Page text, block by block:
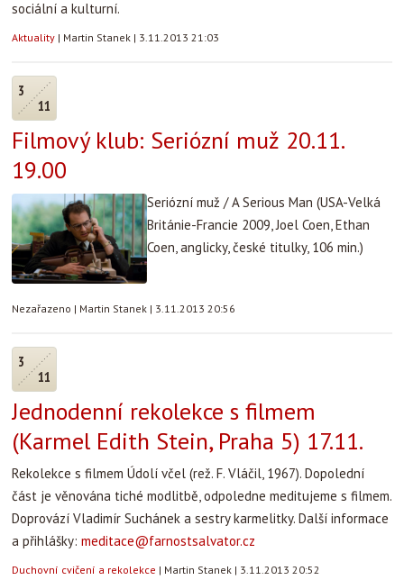
sociální a kulturní.
Aktuality | Martin Stanek | 3.11.2013 21:03
3
11
Filmový klub: Seriózní muž 20.11.
19.00
Seriózní muž / A Serious Man (USA-Velká
Británie-Francie 2009, Joel Coen, Ethan
Coen, anglicky, české titulky, 106 min.)
Nezařazeno | Martin Stanek | 3.11.2013 20:56
3
11
Jednodenní rekolekce s filmem
(Karmel Edith Stein, Praha 5) 17.11.
Rekolekce s filmem Údolí včel (rež. F. Vláčil, 1967). Dopolední
část je věnována tiché modlitbě, odpoledne meditujeme s filmem.
Doprovází Vladimír Suchánek a sestry karmelitky. Další informace
a přihlášky: meditace@farnostsalvator.cz
Duchovní cvičení a rekolekce | Martin Stanek | 3.11.2013 20:52